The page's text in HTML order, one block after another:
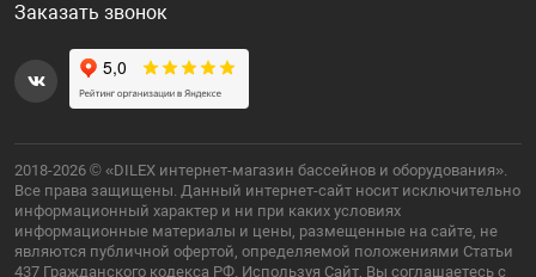
Заказать звонок
2018-2026 © «DILEX интернет-магазин бассейнов и оборудования».
Все права защищены. Данный интернет-сайт носит исключительно
информационный характер и ни при каких условиях
информационные материалы и цены, размещенные на сайте, не
являются публичной офертой, определяемой положениями Статьи
437 Гражданского кодекса РФ. Используя Сайт, Вы соглашаетесь с